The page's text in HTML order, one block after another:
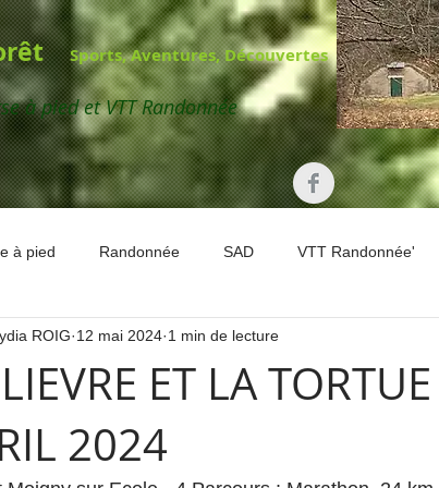
Sports, Aventures, Découvertes
à pied et VTT Randonnée
à pied Randonnée SAD VTT Randonnée'
ET LA
2024
ROIG 12 mai 2024 1 min de lecture